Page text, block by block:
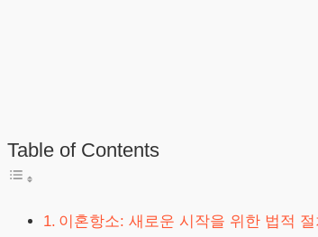
Table of Contents
이혼항소: 새로운 시작을 위한 법적